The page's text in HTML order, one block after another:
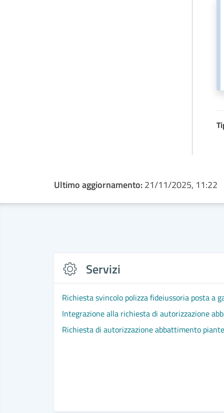
Ultimo aggiornamento:21/11/2025, 11:22
Servizi
Richiesta svincolo polizza fideiussoria posta a
Integrazione alla richiesta di autorizzazione
Richiesta di autorizzazione abbattimento piante